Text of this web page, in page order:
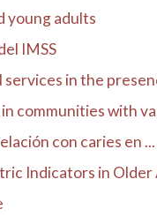
young adults
IMSS
in the
communities with
con caries en ...
Indicators in Older